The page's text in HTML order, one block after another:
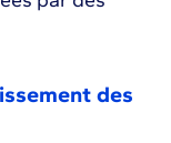
des